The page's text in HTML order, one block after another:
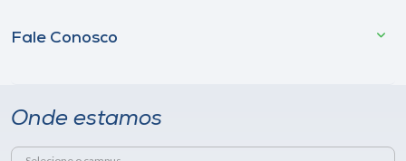
Fale Conosco
Onde estamos